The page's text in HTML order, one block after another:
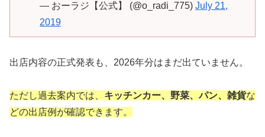
— おーラジ【公式】 (@o_radi_775) July 21,
2019
出店内容の正式発表も、2026年分はまだ出ていません。
ただし過去案内では、 キッチンカー、野菜、パン、雑貨な
どの出店例が確認できます。